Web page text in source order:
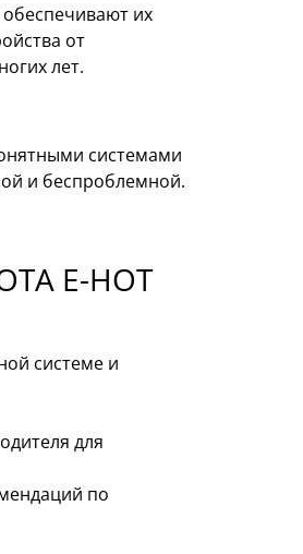
обеспечивают их
от
лет.
системами
и беспроблемной.
E-HOT
системе и
для
по